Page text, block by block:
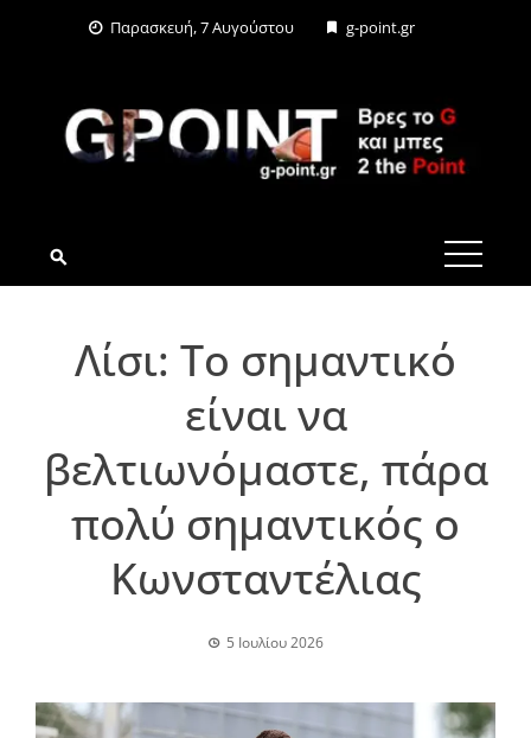
Παρασκευή, 7 Αυγούστου g-point.gr
G-POINT.GR
Λίσι: Το σημαντικό
είναι να
βελτιωνόμαστε, πάρα
πολύ σημαντικός ο
Κωνσταντέλιας
5 Ιουλίου 2026